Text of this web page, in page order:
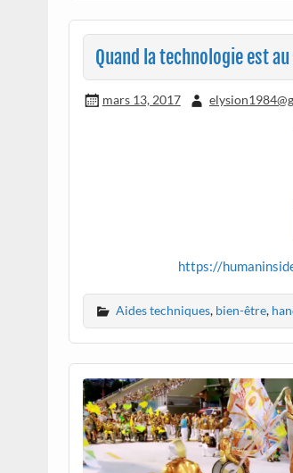
Quand la technologie est
mars 13, 2017
https://
Aides techniques, bien-être,